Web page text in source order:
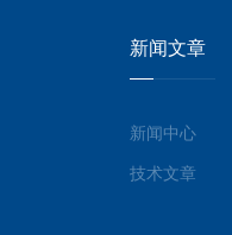
新闻文章
新闻中心
技术文章